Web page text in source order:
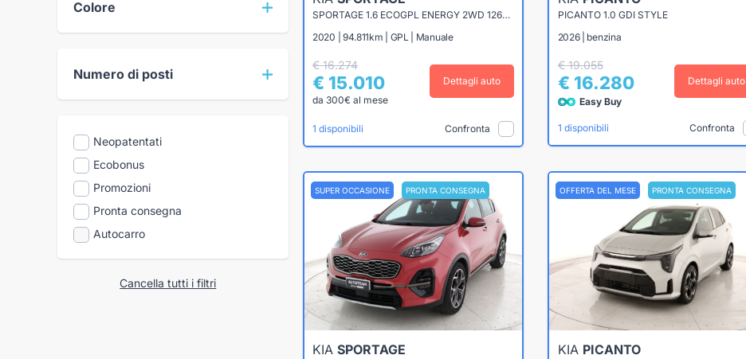
Colore
Numero di posti
Neopatentati
Ecobonus
Promozioni
Pronta consegna
Autocarro
Cancella tutti i filtri
SPORTAGE 1.6 ECOGPL ENERGY 2WD 126CV
2020 | 94.811km | GPL | Manuale
€ 16.274
€ 15.010
da 300€ al mese
Dettagli auto
1 disponibili Confronta
PICANTO 1.0 GDI STYLE
2026 | benzina
€ 19.055
€ 16.280
Easy Buy
Dettagli auto
1 disponibili Confronta
SUPER OCCASIONE PRONTA CONSEGNA
KIA SPORTAGE
OFFERTA DEL MESE PRONTA CONSEGNA
KIA PICANTO